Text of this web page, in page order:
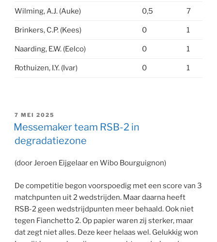
Wilming, A.J. (Auke) 0,5 7
Brinkers, C.P. (Kees) 0 1
Naarding, E.W. (Eelco) 0 1
Rothuizen, I.Y. (Ivar) 0 1
GEPLAATST
OP
7 MEI 2025
Messemaker team RSB-2 in
degradatiezone
(door Jeroen Eijgelaar en Wibo Bourguignon)
De competitie begon voorspoedig met een score van 3
matchpunten uit 2 wedstrijden. Maar daarna heeft
RSB-2 geen wedstrijdpunten meer behaald. Ook niet
tegen Fianchetto 2. Op papier waren zij sterker, maar
dat zegt niet alles. Deze keer helaas wel. Gelukkig won